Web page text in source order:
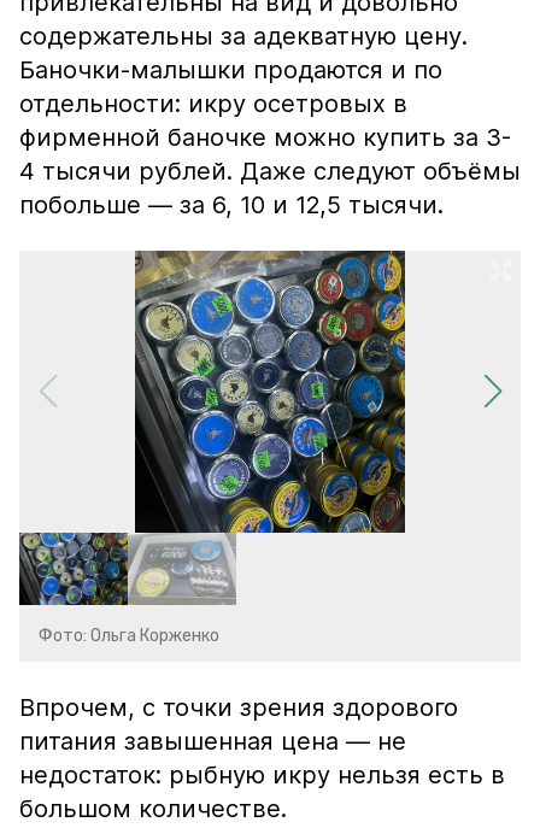
содержательны за адекватную цену.
Баночки-малышки продаются и по
отдельности: икру осетровых в
фирменной баночке можно купить за 3-
4 тысячи рублей. Даже следуют объёмы
побольше — за 6, 10 и 12,5 тысячи.
Фото: Ольга Корженко
Впрочем, с точки зрения здорового
питания завышенная цена — не
недостаток: рыбную икру нельзя есть в
большом количестве.